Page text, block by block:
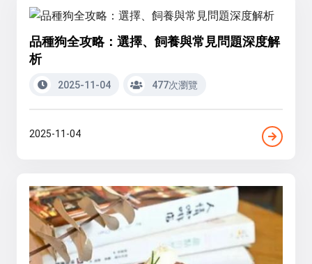
品種狗全攻略：選擇、飼養與常見問題深度解
析
2025-11-04 477次瀏覽
2025-11-04